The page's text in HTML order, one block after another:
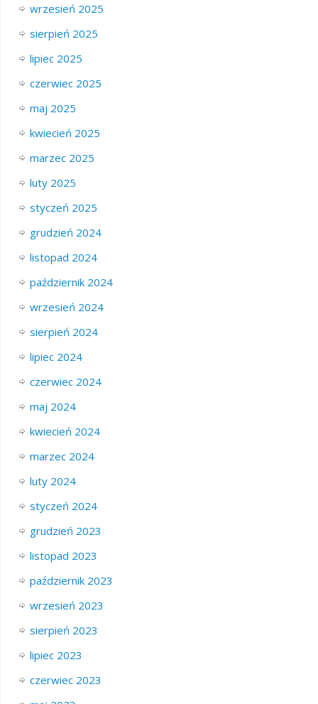
wrzesień 2025
sierpień 2025
lipiec 2025
czerwiec 2025
maj 2025
kwiecień 2025
marzec 2025
luty 2025
styczeń 2025
grudzień 2024
listopad 2024
październik 2024
wrzesień 2024
sierpień 2024
lipiec 2024
czerwiec 2024
maj 2024
kwiecień 2024
marzec 2024
luty 2024
styczeń 2024
grudzień 2023
listopad 2023
październik 2023
wrzesień 2023
sierpień 2023
lipiec 2023
czerwiec 2023